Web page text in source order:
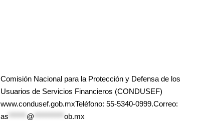
Comisión Nacional para la Protección y Defensa de los
Usuarios de Servicios Financieros (CONDUSEF)
www.condusef.gob.mxTeléfono: 55-5340-0999.Correo:
as
@ ob.mx